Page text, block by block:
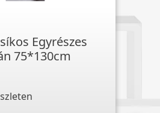
Egyrészes
75*130cm